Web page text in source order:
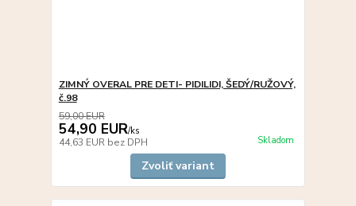
ZIMNÝ OVERAL PRE DETI- PIDILIDI, ŠEDÝ/RUŽOVÝ,
č.98
59,00 EUR
54,90 EUR/ks
44,63 EUR bez DPH Skladom
Zvoliť variant